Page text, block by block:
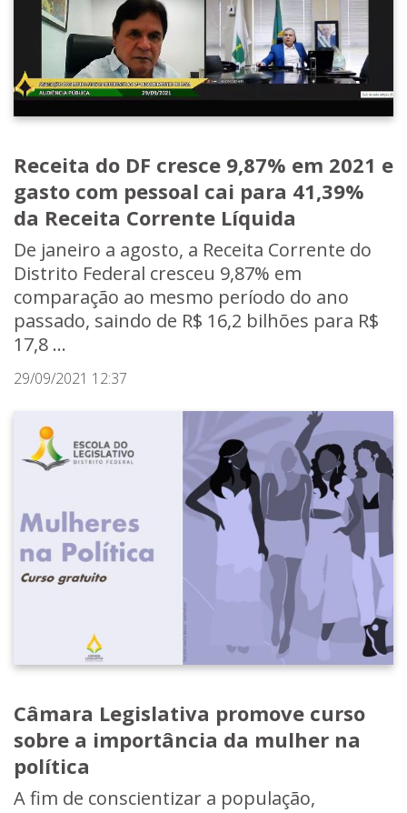
Receita do DF cresce 9,87% em 2021 e
gasto com pessoal cai para 41,39%
da Receita Corrente Líquida
De janeiro a agosto, a Receita Corrente do
Distrito Federal cresceu 9,87% em
comparação ao mesmo período do ano
passado, saindo de R$ 16,2 bilhões para R$
17,8 ...
29/09/2021 12:37
Câmara Legislativa promove curso
sobre a importância da mulher na
política
A fim de conscientizar a população,